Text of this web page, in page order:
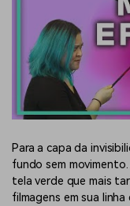
Para a capa da
fundo sem
tela verde que mais
filmagens em sua